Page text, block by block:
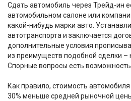
Сдать автомобиль через Трейд-ин
автомобильном салоне или
какой-нибудь марки авто.
автотранспорта и заключается
дополнительные условия
из преимуществ подобной сделки –
Спорные вопросы есть
Как правило, стоимость
30% меньше средней рыночной